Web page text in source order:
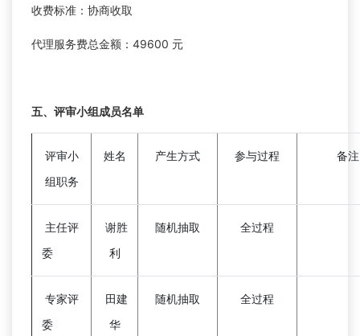
收费标准：协商收取
代理服务费总金额：49600 元
五、评审小组成员名单
评审小
组职务
姓名 产生方式 参与过程 备注
主任评
委
谢胜
利
随机抽取 全过程
专家评
委
田建
华
随机抽取 全过程